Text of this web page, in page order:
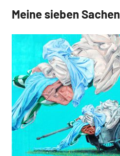
Malerei /
Neuigkeiten
Meine sieben Sachen